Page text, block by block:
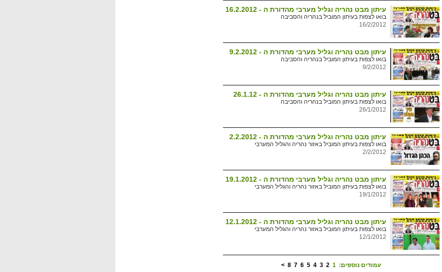
עיתון מבט נהריה וגליל מערבי מהדורת ה - 16.2.2012
בואו לצפות בעיתון המוביל בנהריה והסביבה
16/2/2012
עיתון מבט נהריה וגליל מערבי מהדורת ה - 9.2.2012
בואו לצפות בעיתון המוביל בנהריה והסביבה
9/2/2012
עיתון מבט נהריה וגליל מערבי מהדורת ה - 26.1.12
בואו לצפות בעיתון המוביל בנהריה והסביבה
26/1/2012
עיתון מבט נהריה וגליל מערבי מהדורת ה - 2.2.2012
בואו לצפות בעיתון המוביל באזור נהריה והגליל המערבי
2/2/2012
עיתון מבט נהריה וגליל מערבי מהדורת ה - 19.1.2012
בואו לצפות בעיתון המוביל באזור נהריה והגליל המערבי
19/1/2012
עיתון מבט נהריה וגליל מערבי מהדורת ה - 12.1.2012
בואו לצפות בעיתון המוביל באזור נהריה והגליל המערבי
12/1/2012
עמודים נוספים: 1
2
3
4
5
6
7
8
>